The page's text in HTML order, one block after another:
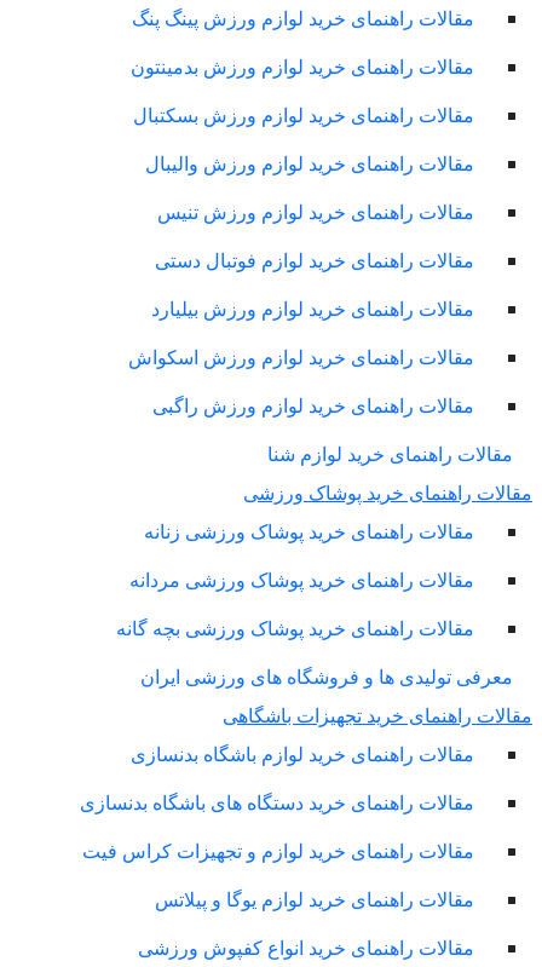
مقالات راهنمای خرید لوازم ورزش پینگ پنگ
مقالات راهنمای خرید لوازم ورزش بدمینتون
مقالات راهنمای خرید لوازم ورزش بسکتبال
مقالات راهنمای خرید لوازم ورزش والیبال
مقالات راهنمای خرید لوازم ورزش تنیس
مقالات راهنمای خرید لوازم فوتبال دستی
مقالات راهنمای خرید لوازم ورزش بیلیارد
مقالات راهنمای خرید لوازم ورزش اسکواش
مقالات راهنمای خرید لوازم ورزش راگبی
مقالات راهنمای خرید لوازم شنا
راهنمای خرید پوشاک ورزشی
مقالات راهنمای خرید پوشاک ورزشی زنانه
مقالات راهنمای خرید پوشاک ورزشی مردانه
مقالات راهنمای خرید پوشاک ورزشی بچه گانه
معرفی تولیدی ها و فروشگاه های ورزشی ایران
راهنمای خرید تجهیزات باشگاهی
مقالات راهنمای خرید لوازم باشگاه بدنسازی
مقالات راهنمای خرید دستگاه های باشگاه بدنسازی
مقالات راهنمای خرید لوازم و تجهیزات کراس فیت
مقالات راهنمای خرید لوازم یوگا و پیلاتس
مقالات راهنمای خرید انواع کفپوش ورزشی